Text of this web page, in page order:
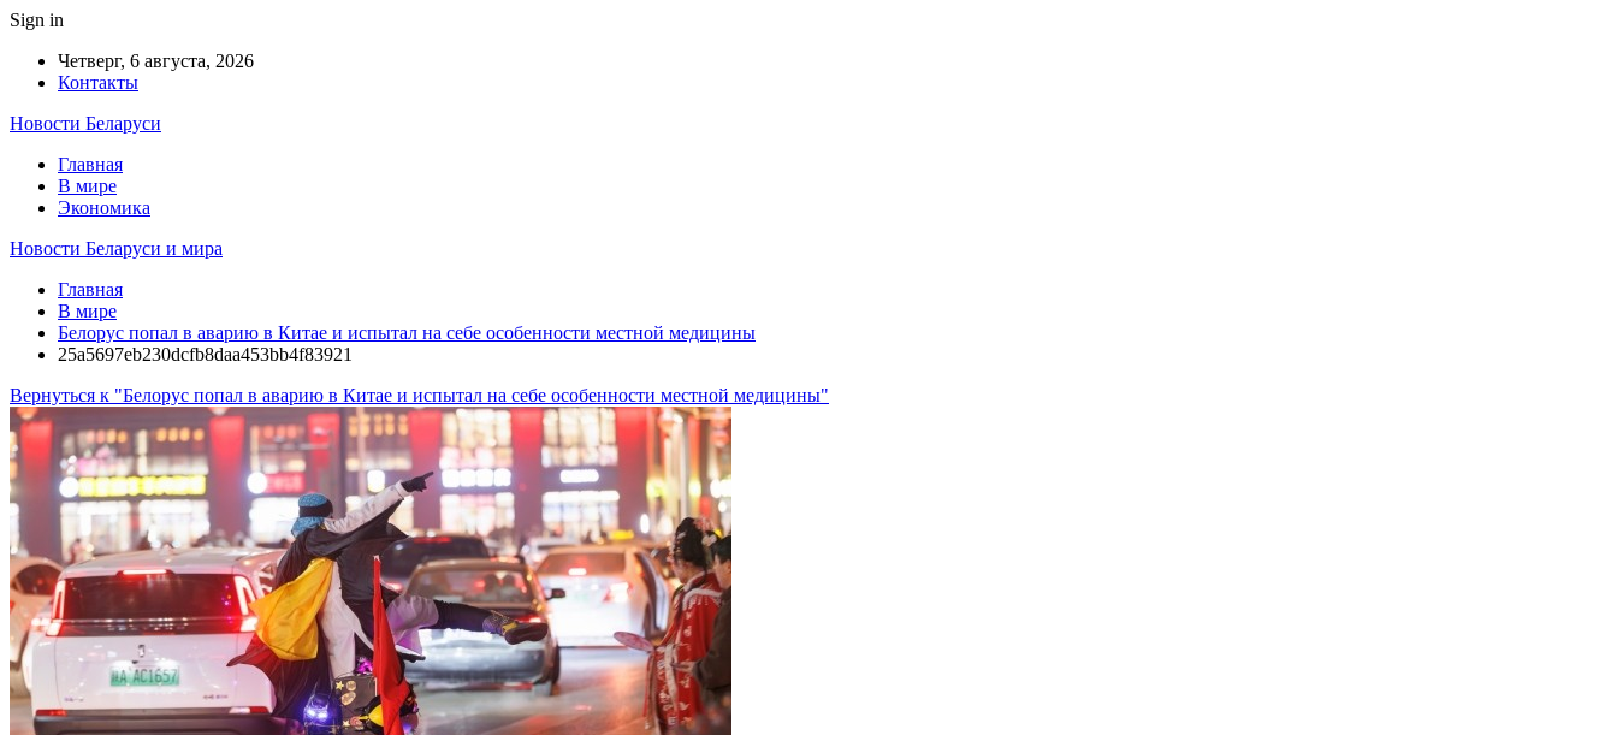
Sign in
Четверг, 6 августа, 2026
Контакты
Новости Беларуси
Главная
В мире
Экономика
Новости Беларуси и мира
Главная
В мире
Белорус попал в аварию в Китае и испытал на себе особенности местной медицины
25a5697eb230dcfb8daa453bb4f83921
Вернуться к "Белорус попал в аварию в Китае и испытал на себе особенности местной медицины"